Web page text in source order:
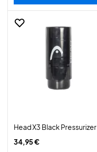
Head X3 Black Pressurizer
34,95 €